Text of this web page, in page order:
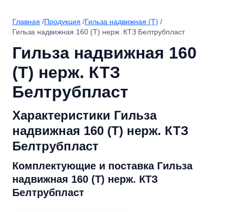
Главная /Продукция /Гильза надвижная (Т) /
Гильза надвижная 160 (Т) нерж. КТЗ Белтрубпласт
Гильза надвижная 160
(Т) нерж. КТЗ
Белтрубпласт
Характеристики Гильза
надвижная 160 (Т) нерж. КТЗ
Белтрубпласт
Комплектующие и поставка Гильза
надвижная 160 (Т) нерж. КТЗ
Белтрубпласт